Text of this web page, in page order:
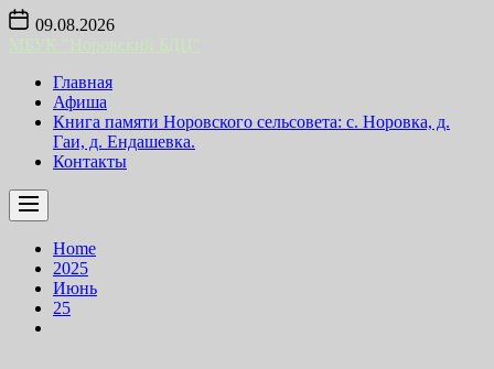
Skip
content
09.08.2026
Главная
Афиша
Книга памяти Норовского сельсовета: с. Норовка, д.
Гаи, д. Ендашевка.
Контакты
Home
2025
Июнь
25